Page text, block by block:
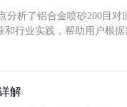
析了铝合金喷砂200目
行业实践，帮助用户根据
解